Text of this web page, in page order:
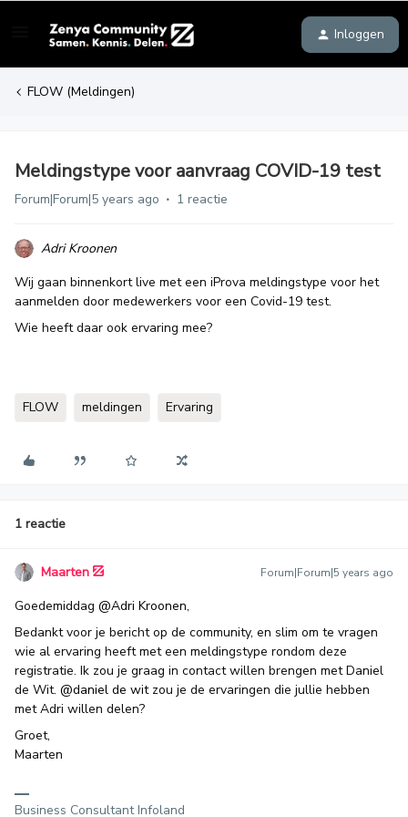
Inloggen
FLOW (Meldingen)
Meldingstype voor aanvraag COVID-19 test
Forum|Forum|5 years ago 1 reactie
Adri Kroonen
Wij gaan binnenkort live met een iProva meldingstype voor het
aanmelden door medewerkers voor een Covid-19 test.
Wie heeft daar ook ervaring mee?
FLOW meldingen Ervaring
1 reactie
Maarten Forum|Forum|5 years ago
Goedemiddag @Adri Kroonen,
Bedankt voor je bericht op de community, en slim om te vragen
wie al ervaring heeft met een meldingstype rondom deze
registratie. Ik zou je graag in contact willen brengen met Daniel
de Wit. @daniel de witzou je de ervaringen die jullie hebben
met Adri willen delen?
Groet,
Maarten
Business Consultant Infoland